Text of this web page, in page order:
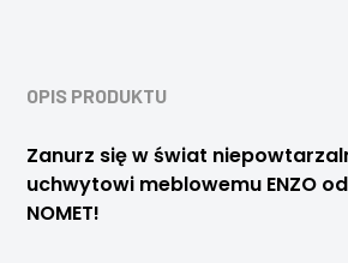
OPIS PRODUKTU
Zanurz się w świat
uchwytowi meblowemu ENZO
NOMET!